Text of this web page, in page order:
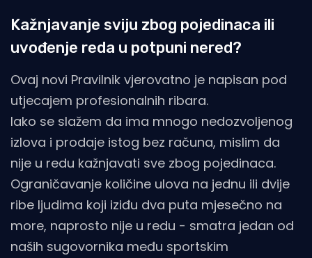
Kažnjavanje sviju zbog pojedinaca ili
uvođenje reda u potpuni nered?
Ovaj novi Pravilnik vjerovatno je napisan pod
utjecajem profesionalnih ribara.
Iako se slažem da ima mnogo nedozvoljenog
izlova i prodaje istog bez računa, mislim da
nije u redu kažnjavati sve zbog pojedinaca.
Ograničavanje količine ulova na jednu ili dvije
ribe ljudima koji iziđu dva puta mjesečno na
more, naprosto nije u redu - smatra jedan od
naših sugovornika među sportskim